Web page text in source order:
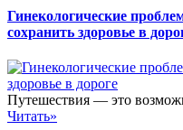
Гинекологические
сохранить здоровье в
Путешествия — это
Читать»